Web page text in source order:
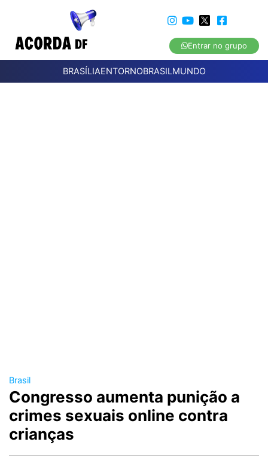
Entrar no grupo
BRASÍLIAENTORNOBRASILMUNDO
Brasil
Congresso aumenta punição a
crimes sexuais online contra
crianças